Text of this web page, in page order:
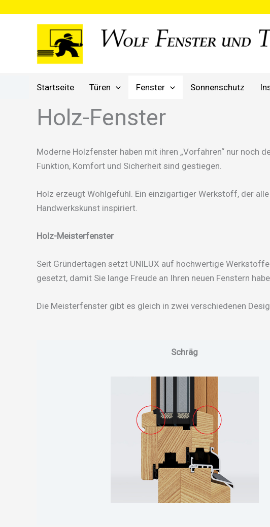
Startseite Türen Fenster Sonnenschutz
Holz-Fenster
Moderne Holzfenster haben mit ihren „Vorfahren“ nur noch
Funktion, Komfort und Sicherheit sind gestiegen.
Holz erzeugt Wohlgefühl. Ein einzigartiger Werkstoff, der
Handwerkskunst inspiriert.
Holz-Meisterfenster
Seit Gründertagen setzt UNILUX auf hochwertige
gesetzt, damit Sie lange Freude an Ihren neuen Fenstern
Die Meisterfenster gibt es gleich in zwei verschiedenen
Schräg